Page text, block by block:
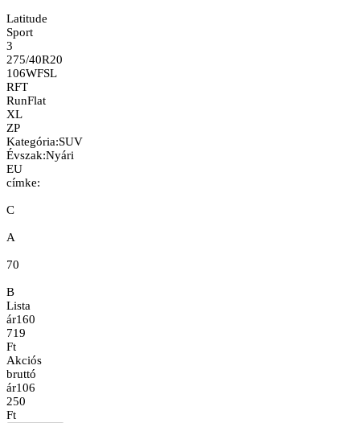
Latitude
Sport
3
275/40R20
106WFSL
RFT
RunFlat
XL
ZP
Kategória:SUV
Évszak:Nyári
EU
címke:
C
A
70
B
Lista
ár160
719
Ft
Akciós
bruttó
ár106
250
Ft